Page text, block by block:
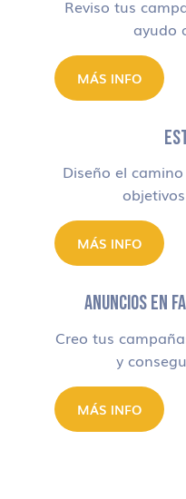
Reviso tus
ayudo
MÁS INFO
Diseño el
MÁS INFO
ANUNCIOS EN
Creo tus
y
MÁS INFO